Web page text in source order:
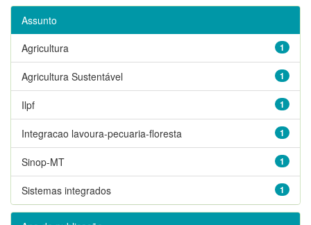
Assunto
1
Agricultura
1
Agricultura Sustentável
1
Ilpf
1
Integracao lavoura-pecuaria-floresta
1
Sinop-MT
1
Sistemas integrados